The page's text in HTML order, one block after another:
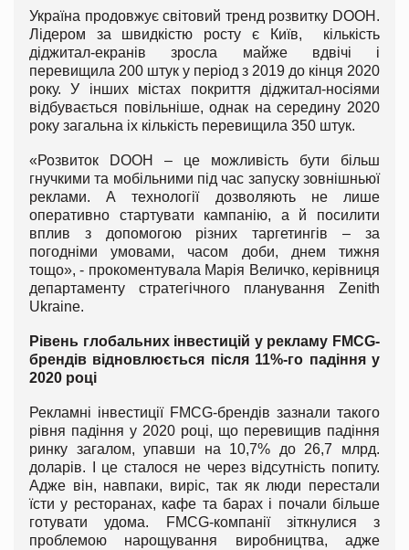
Україна продовжує світовий тренд розвитку DOOH.
Лідером за швидкістю росту є Київ, кількість
діджитал-екранів зросла майже вдвічі і
перевищила 200 штук у період з 2019 до кінця 2020
року. У інших містах покриття діджитал-носіями
відбувається повільніше, однак на середину 2020
року загальна іх кількість перевищила 350 штук.
«Розвиток DOOH – це можливість бути більш
гнучкими та мобільними під час запуску зовнішньюї
реклами. А технології дозволяють не лише
оперативно стартувати кампанію, а й посилити
вплив з допомогою різних таргетингів – за
погодніми умовами, часом доби, днем тижня
тощо», - прокоментувала Марія Величко, керівниця
департаменту стратегічного планування Zenith
Ukraine.
Рівень глобальних інвестицій у рекламу FMCG-
брендів відновлюється після 11%-го падіння у
2020 році
Рекламні інвестиції FMCG-брендів зазнали такого
рівня падіння у 2020 році, що перевищив падіння
ринку загалом, упавши на 10,7% до 26,7 млрд.
доларів. І це сталося не через відсутність попиту.
Адже він, навпаки, виріс, так як люди перестали
їсти у ресторанах, кафе та барах і почали більше
готувати удома. FMCG-компанії зіткнулися з
проблемою нарощування виробництва, адже